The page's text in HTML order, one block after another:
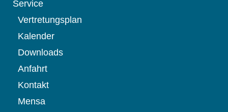
Service
Vertretungsplan
Kalender
Downloads
Anfahrt
Kontakt
Mensa